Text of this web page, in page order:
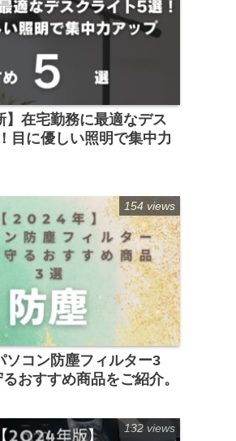
】在宅勤務に最適なデス
目に優しい照明で集中力
ソコン防塵フィルター3
おすすめ商品をご紹介。
154 views
132 views